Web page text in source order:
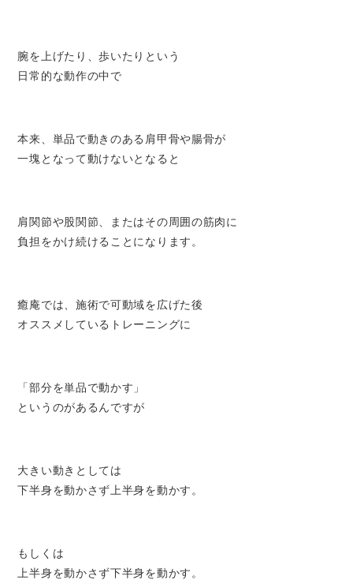
腕を上げたり、歩いたりという
日常的な動作の中で
本来、単品で動きのある肩甲骨や腸骨が
一塊となって動けないとなると
肩関節や股関節、またはその周囲の筋肉に
負担をかけ続けることになります。
癒庵では、施術で可動域を広げた後
オススメしているトレーニングに
「部分を単品で動かす」
というのがあるんですが
大きい動きとしては
下半身を動かさず上半身を動かす。
もしくは
上半身を動かさず下半身を動かす。